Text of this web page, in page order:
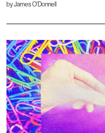
byJames O'Donnell